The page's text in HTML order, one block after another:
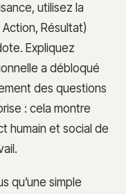
utilisez la
Résultat)
Expliquez
a débloqué
des questions
: cela montre
humain et social de
qu’une simple